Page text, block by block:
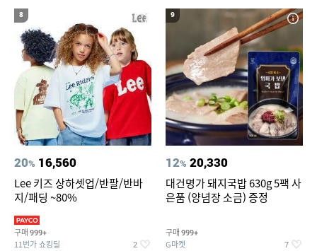
8
20% 16,560
Lee 키즈 상하셋업/반팔/반바
지/패딩 ~80%
구매 999+
11번가 쇼킹딜 2
9
12% 20,330
대건명가 돼지국밥 630g 5팩 사
은품 (양념장 소금) 증정
구매 999+
G마켓 7